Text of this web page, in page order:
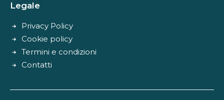
Legale
Privacy Policy
Cookie policy
Termini e condizioni
Contatti